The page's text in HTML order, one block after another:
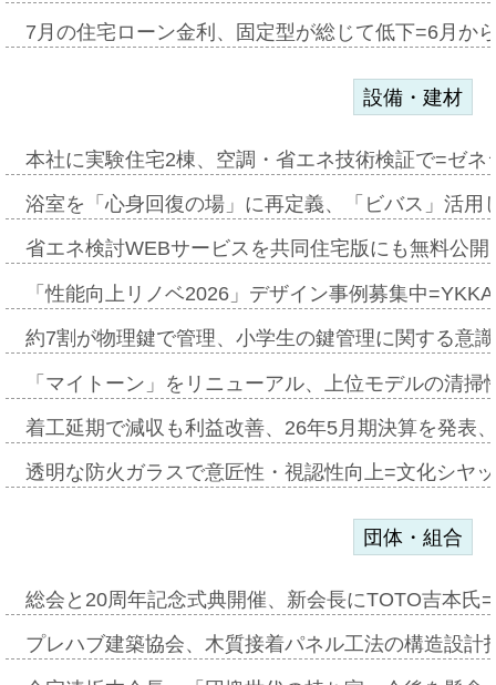
7月の住宅ローン金利、固定型が総じて低下=6月か
設備・建材
本社に実験住宅2棟、空調・省エネ技術検証で=ゼ
浴室を「心身回復の場」に再定義、「ビバス」活
省エネ検討WEBサービスを共同住宅版にも無料公
「性能向上リノベ2026」デザイン事例募集中
約7割が物理鍵で管理、小学生の鍵管理に関する意
「マイトーン」をリニューアル、上位モデルの清
着工延期で減収も利益改善、26年5月期決算を発表
透明な防火ガラスで意匠性・視認性向上=文化シヤ
団体・組合
総会と20周年記念式典開催、新会長にTOTO吉本氏
プレハブ建築協会、木質接着パネル工法の構造設